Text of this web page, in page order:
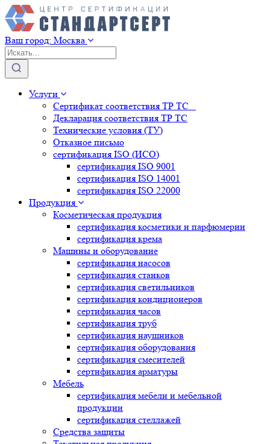
Ваш город: Москва
Услуги
Сертификат соответствия ТР ТС
Декларация соответствия ТР ТС
Технические условия (ТУ)
Отказное письмо
сертификация ISO (ИСО)
сертификация ISO 9001
сертификация ISO 14001
сертификация ISO 22000
Продукция
Косметическая продукция
сертификация косметики и парфюмерии
сертификация крема
Машины и оборудование
сертификация насосов
сертификация станков
сертификация светильников
сертификация кондиционеров
сертификация часов
сертификация труб
сертификация наушников
сертификация оборудования
сертификация смесителей
сертификация арматуры
Мебель
сертификация мебели и мебельной
продукции
сертификация стеллажей
Средства защиты